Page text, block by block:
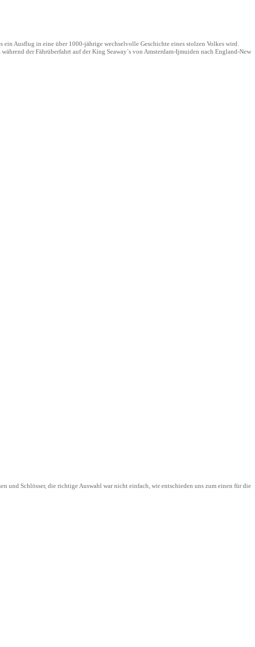
Ausflug in eine über 1000-jährige wechselvolle Geschichte eines stolzen Volkes wird.
der Fährüberfahrt auf der King Seaway`s von Amsterdam-Ijmuiden nach England-New
und Schlösser, die richtige Auswahl war nicht einfach, wir entschieden uns zum einen für die